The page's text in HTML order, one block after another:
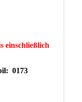
einschließlich
0173